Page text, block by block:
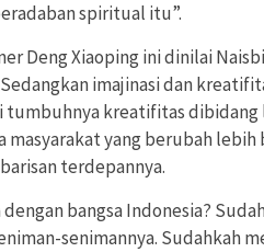
spiritual itu”.
Deng Xiaoping ini dinilai
Sedangkan imajinasi dan
tumbuhnya kreatifitas dibidang
masyarakat yang berubah
terdepannya.
dengan bangsa Indonesia?
senimannya. Sudahkah